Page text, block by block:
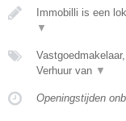
Immobilli is een
▼
Verhuur van ▼
Openingstijden